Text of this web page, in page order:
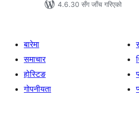
4.6.30 सँग जाँच गरिएको
बारेमा
समाचार
होस्टिङ
गोपनीयता